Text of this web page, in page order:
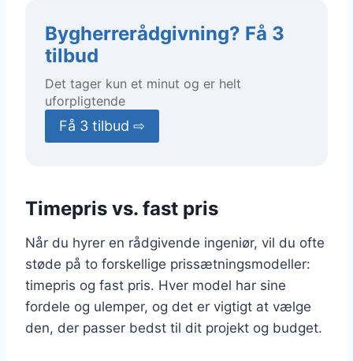
Bygherrerådgivning? Få 3
tilbud
Det tager kun et minut og er helt
uforpligtende
Få 3 tilbud ⇨
Timepris vs. fast pris
Når du hyrer en rådgivende ingeniør, vil du ofte
støde på to forskellige prissætningsmodeller:
timepris og fast pris. Hver model har sine
fordele og ulemper, og det er vigtigt at vælge
den, der passer bedst til dit projekt og budget.